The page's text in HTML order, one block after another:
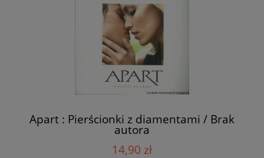
Apart : Pierścionki z diamentami / Brak
autora
14,90 zł